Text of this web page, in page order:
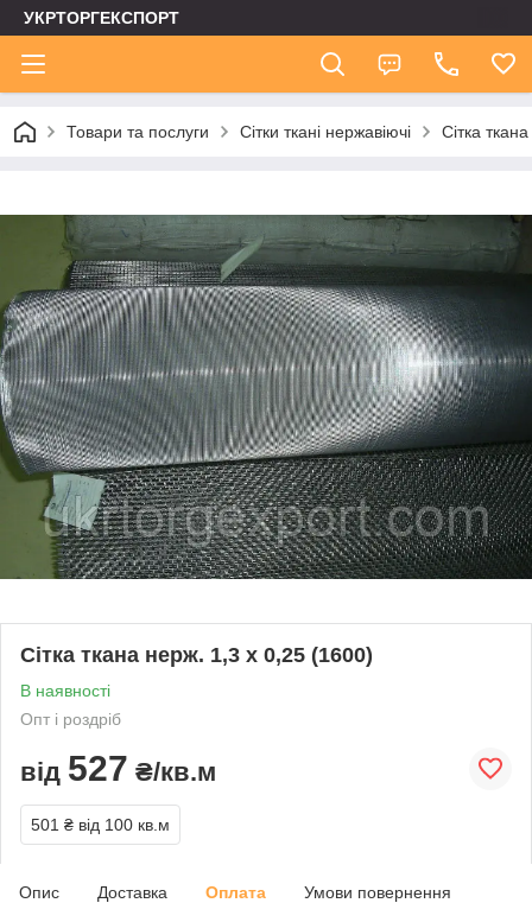
УКРТОРГЕКСПОРТ
Товари та послуги Сітки ткані нержавіючі Сітка
Сітка ткана нерж. 1,3 х 0,25 (1600)
В наявності
Опт і роздріб
від 527 ₴/кв.м
501 ₴ від 100 кв.м
Опис Доставка Оплата Умови повернення